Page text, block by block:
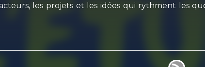
les projets et les idées qui rythment les